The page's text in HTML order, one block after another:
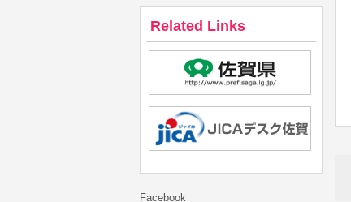
Related Links
Facebook